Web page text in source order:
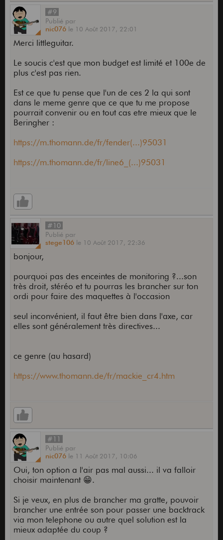
#9
Publié par
nic076 le 10 Août 2017, 22:01
Merci littleguitar.
Le soucis c'est que mon budget est limité et 100e de
plus c'est pas rien.
Est ce que tu pense que l'un de ces 2 la qui sont
dans le meme genre que ce que tu me propose
pourrait convenir ou en tout cas etre mieux que le
Beringher :
https://m.thomann.de/fr/fender(...)95031
https://m.thomann.de/fr/line6_(...)95031
#10
Publié par
stege106 le 10 Août 2017, 22:36
bonjour,
pourquoi pas des enceintes de monitoring ?...son
très droit, stéréo et tu pourras les brancher sur ton
ordi pour faire des maquettes à l'occasion
seul inconvénient, il faut être bien dans l'axe, car
elles sont généralement très directives...
ce genre (au hasard)
https://www.thomann.de/fr/mackie_cr4.htm
#11
Publié par
nic076 le 11 Août 2017, 10:06
Oui, ton option a l'air pas mal aussi... il va falloir
choisir maintenant 😁.
Si je veux, en plus de brancher ma gratte, pouvoir
brancher une entrée son pour passer une backtrack
via mon telephone ou autre quel solution est la
mieux adaptée du coup ?